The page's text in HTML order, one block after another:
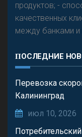
продуктов; -
качественных
между банками и
ПОСЛЕДНИЕ
Перевозка
Калининград
июл 10, 2026